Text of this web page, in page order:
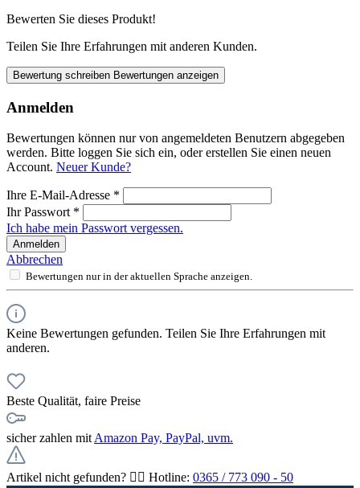
Bewerten Sie dieses Produkt!
Teilen Sie Ihre Erfahrungen mit anderen Kunden.
Bewertung schreiben Bewertungen anzeigen
Anmelden
Bewertungen können nur von angemeldeten Benutzern abgegeben
werden. Bitte loggen Sie sich ein, oder erstellen Sie einen neuen
Account. Neuer Kunde?
Ihre E-Mail-Adresse *
Ihr Passwort *
Ich habe mein Passwort vergessen.
Anmelden
Abbrechen
Bewertungen nur in der aktuellen Sprache anzeigen.
Keine Bewertungen gefunden. Teilen Sie Ihre Erfahrungen mit
anderen.
Beste Qualität, faire Preise
sicher zahlen mitAmazon Pay, PayPal, uvm.
Artikel nicht gefunden? 👉🏻 Hotline: 0365 / 773 090 - 50